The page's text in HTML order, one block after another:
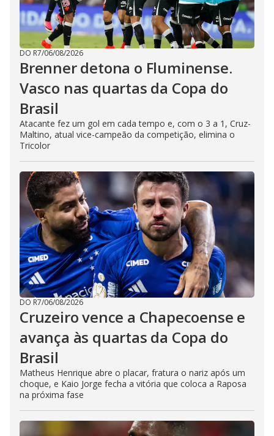
DO R7/06/08/2026
Brenner detona o Fluminense.
Vasco nas quartas da Copa do
Brasil
Atacante fez um gol em cada tempo e, com o 3 a 1, Cruz-
Maltino, atual vice-campeão da competição, elimina o
Tricolor
DO R7/06/08/2026
Cruzeiro vence a Chapecoense e
avança às quartas da Copa do
Brasil
Matheus Henrique abre o placar, fratura o nariz após um
choque, e Kaio Jorge fecha a vitória que coloca a Raposa
na próxima fase